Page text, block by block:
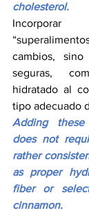
cholesterol.
cambios,
seguras,
hidratado al
tipo adecuado
Adding these
does not
rather
as proper
fiber or
cinnamon.